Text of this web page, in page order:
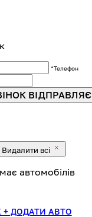
*Телефон
Видалити всі
автомобілів
+ ДОДАТИ АВТО